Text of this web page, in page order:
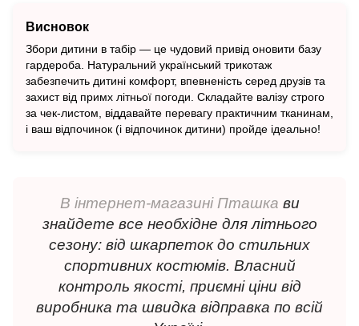
Висновок
Збори дитини в табір — це чудовий привід оновити базу
гардероба. Натуральний український трикотаж
забезпечить дитині комфорт, впевненість серед друзів та
захист від примх літньої погоди. Складайте валізу строго
за чек-листом, віддавайте перевагу практичним тканинам,
і ваш відпочинок (і відпочинок дитини) пройде ідеально!
В інтернет-магазині Пташка ви
знайдете все необхідне для літнього
сезону: від шкарпеток до стильних
спортивних костюмів. Власний
контроль якості, приємні ціни від
виробника та швидка відправка по всій